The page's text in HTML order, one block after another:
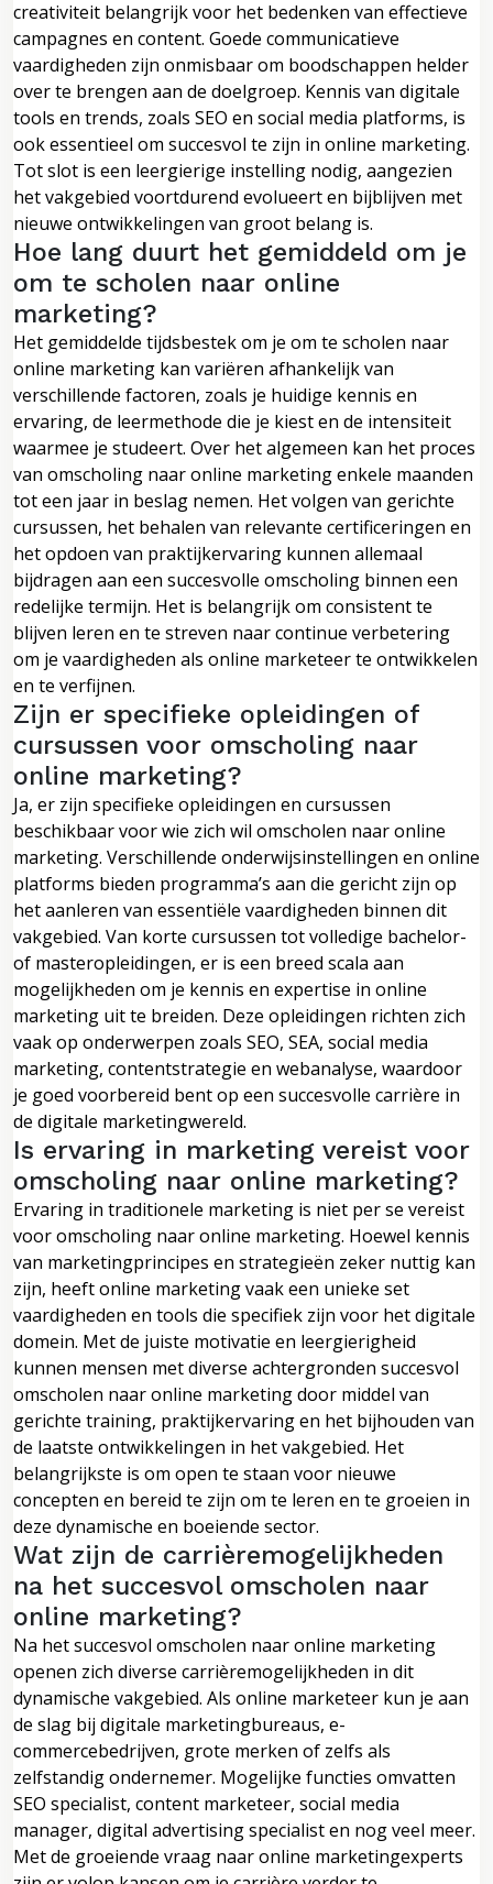
creativiteit belangrijk voor het bedenken van effectieve
campagnes en content. Goede communicatieve
vaardigheden zijn onmisbaar om boodschappen helder
over te brengen aan de doelgroep. Kennis van digitale
tools en trends, zoals SEO en social media platforms, is
ook essentieel om succesvol te zijn in online marketing.
Tot slot is een leergierige instelling nodig, aangezien
het vakgebied voortdurend evolueert en bijblijven met
nieuwe ontwikkelingen van groot belang is.
Hoe lang duurt het gemiddeld om je
om te scholen naar online
marketing?
Het gemiddelde tijdsbestek om je om te scholen naar
online marketing kan variëren afhankelijk van
verschillende factoren, zoals je huidige kennis en
ervaring, de leermethode die je kiest en de intensiteit
waarmee je studeert. Over het algemeen kan het proces
van omscholing naar online marketing enkele maanden
tot een jaar in beslag nemen. Het volgen van gerichte
cursussen, het behalen van relevante certificeringen en
het opdoen van praktijkervaring kunnen allemaal
bijdragen aan een succesvolle omscholing binnen een
redelijke termijn. Het is belangrijk om consistent te
blijven leren en te streven naar continue verbetering
om je vaardigheden als online marketeer te ontwikkelen
en te verfijnen.
Zijn er specifieke opleidingen of
cursussen voor omscholing naar
online marketing?
Ja, er zijn specifieke opleidingen en cursussen
beschikbaar voor wie zich wil omscholen naar online
marketing. Verschillende onderwijsinstellingen en online
platforms bieden programma’s aan die gericht zijn op
het aanleren van essentiële vaardigheden binnen dit
vakgebied. Van korte cursussen tot volledige bachelor-
of masteropleidingen, er is een breed scala aan
mogelijkheden om je kennis en expertise in online
marketing uit te breiden. Deze opleidingen richten zich
vaak op onderwerpen zoals SEO, SEA, social media
marketing, contentstrategie en webanalyse, waardoor
je goed voorbereid bent op een succesvolle carrière in
de digitale marketingwereld.
Is ervaring in marketing vereist voor
omscholing naar online marketing?
Ervaring in traditionele marketing is niet per se vereist
voor omscholing naar online marketing. Hoewel kennis
van marketingprincipes en strategieën zeker nuttig kan
zijn, heeft online marketing vaak een unieke set
vaardigheden en tools die specifiek zijn voor het digitale
domein. Met de juiste motivatie en leergierigheid
kunnen mensen met diverse achtergronden succesvol
omscholen naar online marketing door middel van
gerichte training, praktijkervaring en het bijhouden van
de laatste ontwikkelingen in het vakgebied. Het
belangrijkste is om open te staan voor nieuwe
concepten en bereid te zijn om te leren en te groeien in
deze dynamische en boeiende sector.
Wat zijn de carrièremogelijkheden
na het succesvol omscholen naar
online marketing?
Na het succesvol omscholen naar online marketing
openen zich diverse carrièremogelijkheden in dit
dynamische vakgebied. Als online marketeer kun je aan
de slag bij digitale marketingbureaus, e-
commercebedrijven, grote merken of zelfs als
zelfstandig ondernemer. Mogelijke functies omvatten
SEO specialist, content marketeer, social media
manager, digital advertising specialist en nog veel meer.
Met de groeiende vraag naar online marketingexperts